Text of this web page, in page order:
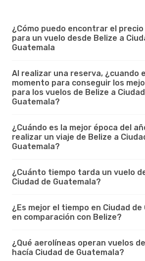
¿Cómo puedo encontrar el
para un vuelo desde Belize a
Guatemala
Al realizar una reserva, ¿cuando
momento para conseguir los
para los vuelos de Belize a
Guatemala?
¿Cuándo es la mejor época del
realizar un viaje de Belize a
Guatemala?
¿Cuánto tiempo tarda un vuelo
Ciudad de Guatemala?
¿Es mejor el tiempo en Ciudad de
en comparación con Belize?
¿Qué aerolíneas operan vuelos
hacía Ciudad de Guatemala?